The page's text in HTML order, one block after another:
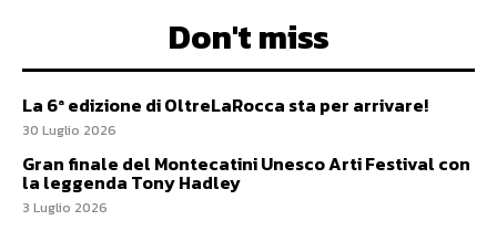
Don't miss
La 6ª edizione di OltreLaRocca sta per arrivare!
30 Luglio 2026
Gran finale del Montecatini Unesco Arti Festival con
la leggenda Tony Hadley
3 Luglio 2026